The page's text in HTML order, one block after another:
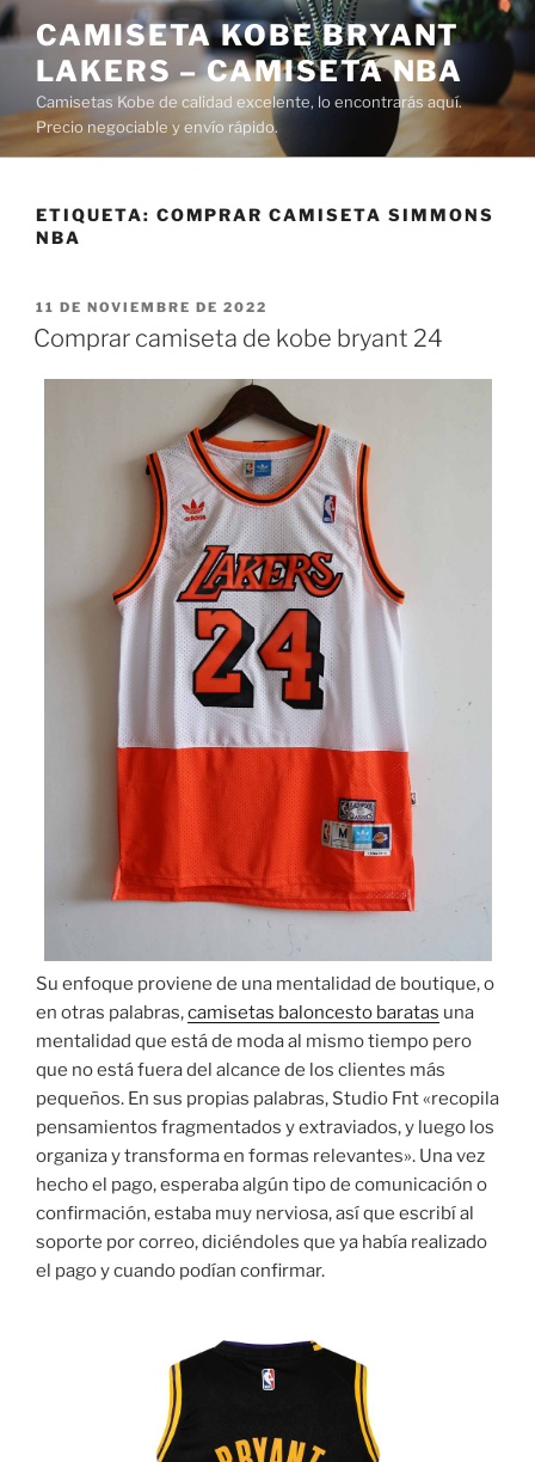
Saltar
al
contenido
CAMISETA KOBE BRYANT
LAKERS – CAMISETA NBA
Camisetas Kobe de calidad excelente, lo encontrarás aquí.
Precio negociable y envío rápido.
ETIQUETA: COMPRAR CAMISETA SIMMONS
NBA
PUBLICADO
EL
11 DE NOVIEMBRE DE 2022
Comprar camiseta de kobe bryant 24
Su enfoque proviene de una mentalidad de boutique, o
en otras palabras,camisetas baloncesto baratas una
mentalidad que está de moda al mismo tiempo pero
que no está fuera del alcance de los clientes más
pequeños. En sus propias palabras, Studio Fnt «recopila
pensamientos fragmentados y extraviados, y luego los
organiza y transforma en formas relevantes». Una vez
hecho el pago, esperaba algún tipo de comunicación o
confirmación, estaba muy nerviosa, así que escribí al
soporte por correo, diciéndoles que ya había realizado
el pago y cuando podían confirmar.